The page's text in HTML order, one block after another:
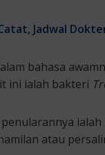
Jadwal
bahasa
ini ialah bakteri
penularannya
atau